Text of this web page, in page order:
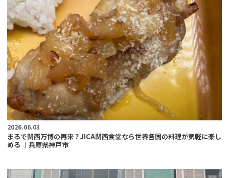
2026.06.03
まるで関西万博の再来？JICA関西食堂なら世界各国の料理が気軽に楽し
める ｜兵庫県神戸市